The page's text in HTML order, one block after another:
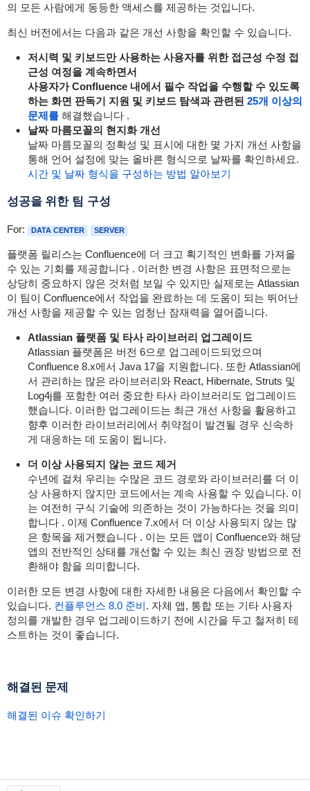
의 모든 사람에게 동등한 액세스를 제공하는 것입니다.
최신 버전에서는 다음과 같은 개선 사항을 확인할 수 있습니다.
저시력 및 키보드만 사용하는 사용자를 위한 접근성 수정 접
근성 여정을 계속하면서
사용자가 Confluence 내에서 필수 작업을 수행할 수 있도록
하는 화면 판독기 지원 및 키보드 탐색과 관련된 25개 이상의
문제를 해결했습니다 .
날짜 마름모꼴의 현지화 개선
날짜 마름모꼴의 정확성 및 표시에 대한 몇 가지 개선 사항을
통해 언어 설정에 맞는 올바른 형식으로 날짜를 확인하세요.
시간 및 날짜 형식을 구성하는 방법 알아보기
성공을 위한 팀 구성
For: DATA CENTER SERVER
플랫폼 릴리스는 Confluence에 더 크고 획기적인 변화를 가져올
수 있는 기회를 제공합니다 . 이러한 변경 사항은 표면적으로는
상당히 중요하지 않은 것처럼 보일 수 있지만 실제로는 Atlassian
이 팀이 Confluence에서 작업을 완료하는 데 도움이 되는 뛰어난
개선 사항을 제공할 수 있는 엄청난 잠재력을 열어줍니다.
Atlassian 플랫폼 및 타사 라이브러리 업그레이드
Atlassian 플랫폼은 버전 6으로 업그레이드되었으며
Confluence 8.x에서 Java 17을 지원합니다. 또한 Atlassian에
서 관리하는 많은 라이브러리와 React, Hibernate, Struts 및
Log4j를 포함한 여러 중요한 타사 라이브러리도 업그레이드
했습니다. 이러한 업그레이드는 최근 개선 사항을 활용하고
향후 이러한 라이브러리에서 취약점이 발견될 경우 신속하
게 대응하는 데 도움이 됩니다.
더 이상 사용되지 않는 코드 제거
수년에 걸쳐 우리는 수많은 코드 경로와 라이브러리를 더 이
상 사용하지 않지만 코드에서는 계속 사용할 수 있습니다. 이
는 여전히 구식 기술에 의존하는 것이 가능하다는 것을 의미
합니다 . 이제 Confluence 7.x에서 더 이상 사용되지 않는 많
은 항목을 제거했습니다 . 이는 모든 앱이 Confluence와 해당
앱의 전반적인 상태를 개선할 수 있는 최신 권장 방법으로 전
환해야 함을 의미합니다.
이러한 모든 변경 사항에 대한 자세한 내용은 다음에서 확인할 수
있습니다. 컨플루언스 8.0 준비. 자체 앱, 통합 또는 기타 사용자
정의를 개발한 경우 업그레이드하기 전에 시간을 두고 철저히 테
스트하는 것이 좋습니다.
해결된 문제
해결된 이슈 확인하기